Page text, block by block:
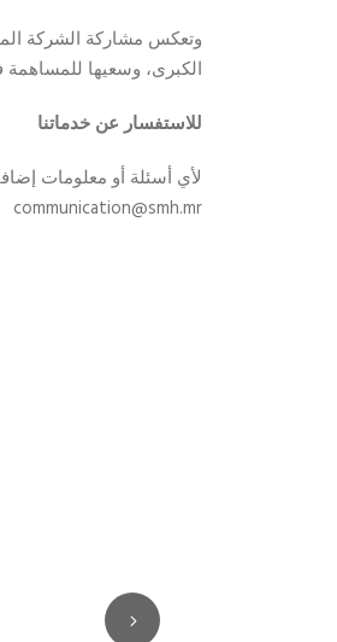
وتعكس مشاركة الشركة
الكبرى، وسعيها
للاستفسار عن خدماتنا
لأي أسئلة أو معلومات
communication@smh.mr